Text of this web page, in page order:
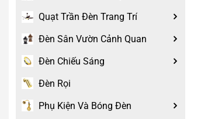
Quạt Trần Đèn Trang Trí
Đèn Sân Vườn Cảnh Quan
Đèn Chiếu Sáng
Đèn Rọi
Phụ Kiện Và Bóng Đèn